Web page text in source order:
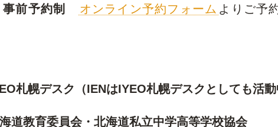
事前予約制 オンライン予約フォーム
よりご予
札幌デスク（IENはIYEO札幌デスクとしても活動
道教育委員会・北海道私立中学高等学校協会